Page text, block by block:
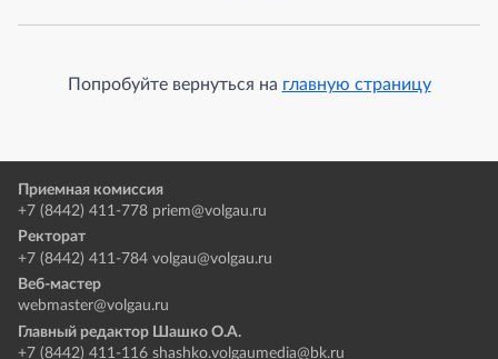
Попробуйте вернуться на главную страницу
Приемная комиссия
+7 (8442) 411-778 priem@volgau.ru
Ректорат
+7 (8442) 411-784 volgau@volgau.ru
Веб-мастер
webmaster@volgau.ru
Главный редактор Шашко О.А.
+7 (8442) 411-116 shashko.volgaumedia@bk.ru